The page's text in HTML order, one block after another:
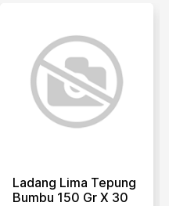
Ladang Lima Tepung
Bumbu 150 Gr X 30